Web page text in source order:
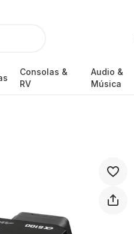
Consolas &
RV
Audio &
Música